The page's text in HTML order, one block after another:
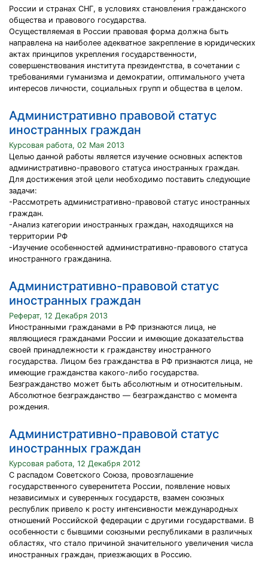
России и странах СНГ, в условиях становления гражданского
общества и правового государства.
Осуществляемая в России правовая форма должна быть
направлена на наиболее адекватное закрепление в юридических
актах принципов укрепления государственности,
совершенствования института президентства, в сочетании с
требованиями гуманизма и демократии, оптимального учета
интересов личности, социальных групп и общества в целом.
Административно правовой статус
иностранных граждан
Курсовая работа, 02 Мая 2013
Целью данной работы является изучение основных аспектов
административно-правового статуса иностранных граждан.
Для достижения этой цели необходимо поставить следующие
задачи:
-Рассмотреть административно-правовой статус иностранных
граждан.
-Анализ категории иностранных граждан, находящихся на
территории РФ
-Изучение особенностей административно-правового статуса
иностранного гражданина.
Административно-правовой статус
иностранных граждан
Реферат, 12 Декабря 2013
Иностранными гражданами в РФ признаются лица, не
являющиеся гражданами России и имеющие доказательства
своей принадлежности к гражданству иностранного
государства. Лицом без гражданства в РФ признаются лица, не
имеющие гражданства какого-либо государства.
Безгражданство может быть абсолютным и относительным.
Абсолютное безгражданство — безгражданство с момента
рождения.
Административно-правовой статус
иностранных граждан
Курсовая работа, 12 Декабря 2012
С распадом Советского Союза, провозглашение
государственного суверенитета России, появление новых
независимых и суверенных государств, взамен союзных
республик привело к росту интенсивности международных
отношений Российской федерации с другими государствами. В
особенности с бывшими союзными республиками в различных
областях, что стало причиной значительного увеличения числа
иностранных граждан, приезжающих в Россию.